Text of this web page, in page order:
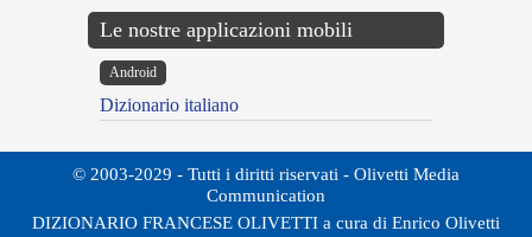
Le nostre applicazioni mobili
Android
Dizionario italiano
© 2003-2029 - Tutti i diritti riservati - Olivetti Media
Communication
DIZIONARIO FRANCESE OLIVETTI a cura di Enrico Olivetti